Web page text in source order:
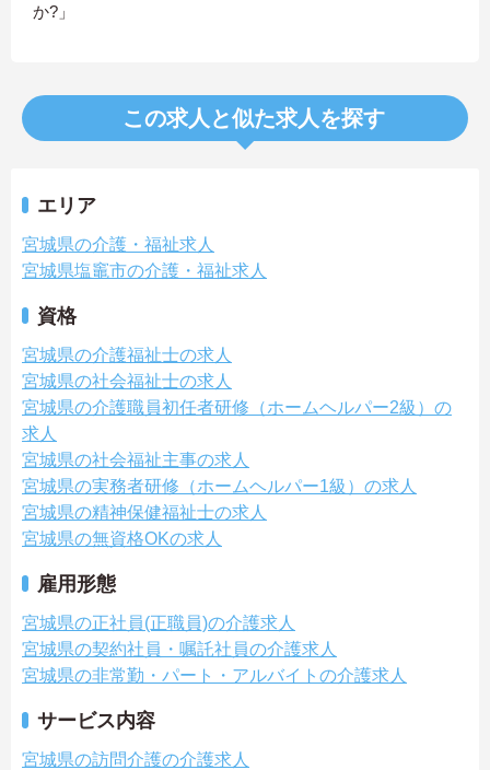
か?」
この求人と似た求人を探す
エリア
宮城県の介護・福祉求人
宮城県塩竈市の介護・福祉求人
資格
宮城県の介護福祉士の求人
宮城県の社会福祉士の求人
宮城県の介護職員初任者研修（ホームヘルパー2級）の
求人
宮城県の社会福祉主事の求人
宮城県の実務者研修（ホームヘルパー1級）の求人
宮城県の精神保健福祉士の求人
宮城県の無資格OKの求人
雇用形態
宮城県の正社員(正職員)の介護求人
宮城県の契約社員・嘱託社員の介護求人
宮城県の非常勤・パート・アルバイトの介護求人
サービス内容
宮城県の訪問介護の介護求人